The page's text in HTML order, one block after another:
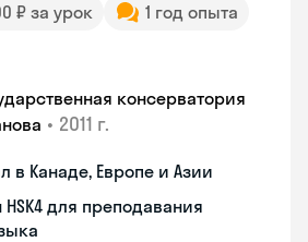
₽ за урок
1 год опыта
консерватория
• 2011 г.
в Канаде, Европе и Азии
для преподавания